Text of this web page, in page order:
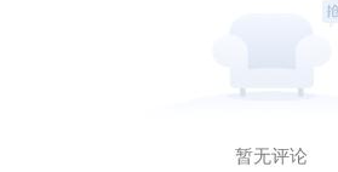
暂无评论